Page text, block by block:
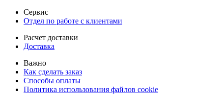
Сервис
Отдел по работе с клиентами
Расчет доставки
Доставка
Важно
Как сделать заказ
Способы оплаты
Политика использования файлов cookie